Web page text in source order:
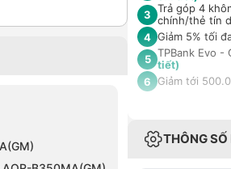
3 Trả góp 4
chính/thẻ tín
4 Giảm 5% tối
5 TPBank Evo -
tiết)
6
Giảm tới
THÔNG